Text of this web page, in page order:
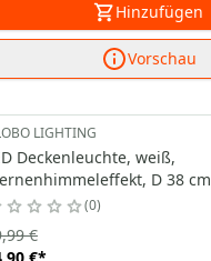
Hinzufügen
Vorschau
LIGHTING
Deckenleuchte, weiß,
D 38 cm
0
€